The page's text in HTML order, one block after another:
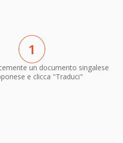
1
un documento singalese
e clicca "Traduci"